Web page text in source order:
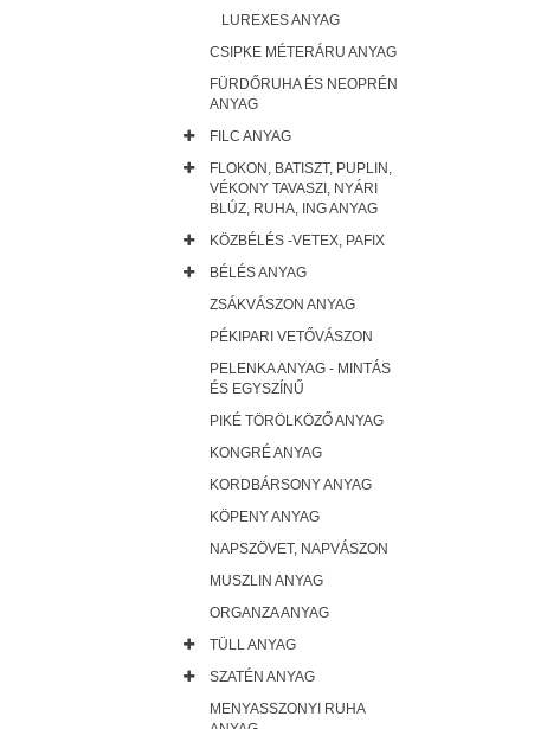
LUREXES ANYAG
CSIPKE MÉTERÁRU ANYAG
FÜRDŐRUHA ÉS NEOPRÉN
ANYAG
FILC ANYAG
FLOKON, BATISZT, PUPLIN,
VÉKONY TAVASZI, NYÁRI
BLÚZ, RUHA, ING ANYAG
KÖZBÉLÉS -VETEX, PAFIX
BÉLÉS ANYAG
ZSÁKVÁSZON ANYAG
PÉKIPARI VETŐVÁSZON
PELENKA ANYAG - MINTÁS
ÉS EGYSZÍNŰ
PIKÉ TÖRÖLKÖZŐ ANYAG
KONGRÉ ANYAG
KORDBÁRSONY ANYAG
KÖPENY ANYAG
NAPSZÖVET, NAPVÁSZON
MUSZLIN ANYAG
ORGANZA ANYAG
TÜLL ANYAG
SZATÉN ANYAG
MENYASSZONYI RUHA